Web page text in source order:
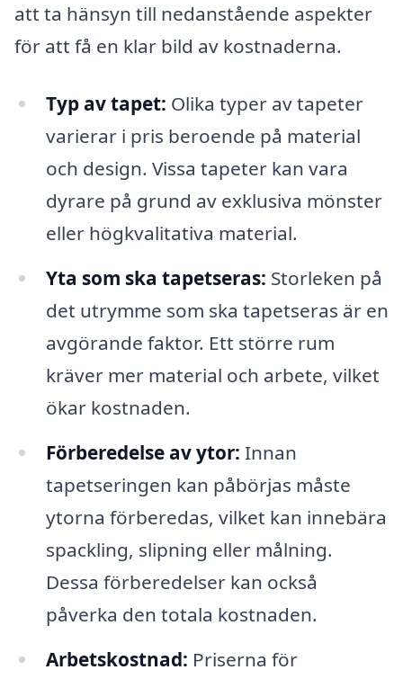
att ta hänsyn till nedanstående aspekter
för att få en klar bild av kostnaderna.
Typ av tapet: Olika typer av tapeter
varierar i pris beroende på material
och design. Vissa tapeter kan vara
dyrare på grund av exklusiva mönster
eller högkvalitativa material.
Yta som ska tapetseras: Storleken på
det utrymme som ska tapetseras är en
avgörande faktor. Ett större rum
kräver mer material och arbete, vilket
ökar kostnaden.
Förberedelse av ytor: Innan
tapetseringen kan påbörjas måste
ytorna förberedas, vilket kan innebära
spackling, slipning eller målning.
Dessa förberedelser kan också
påverka den totala kostnaden.
Arbetskostnad: Priserna för